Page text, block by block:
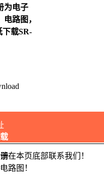
为电子
路图，
下载SR-
在本页底部联系我们！
路图！